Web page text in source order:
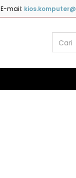
E-mail: